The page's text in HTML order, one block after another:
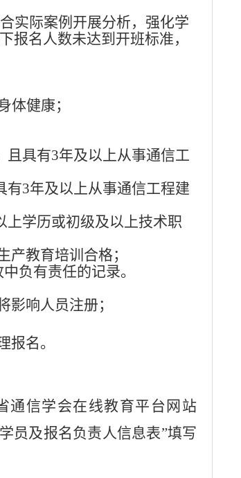
实际案例开展分析，强化学
报名人数未达到开班标准，
体健康；
且具有3年及以上从事通信工
有3年及以上从事通信工程建
上学历或初级及以上技术职
教育培训合格；
负有责任的记录。
响人员注册；
名。
通信学会在线教育平台网站
员及报名负责人信息表”填写